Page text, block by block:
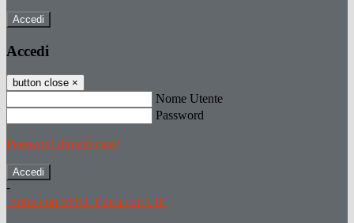
Accedi
Accedi
button close ×
Nome Utente
Password
Password dimenticata?
-
Entra con SPID Entra con CIE